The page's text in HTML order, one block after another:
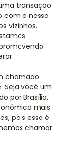
transação
com o nosso
vizinhos.
chamado
Seja você um
por Brasília,
mais
pois essa é
chamar